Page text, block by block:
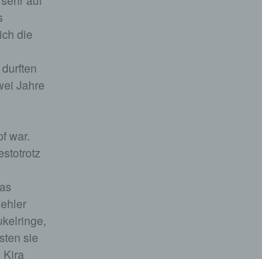
die
Jahre
war.
sie
Kira